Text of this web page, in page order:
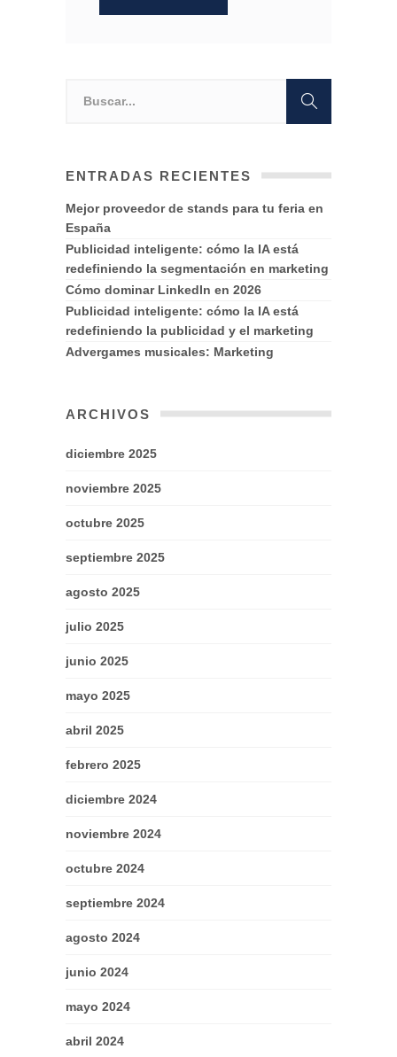
ENTRADAS RECIENTES
Mejor proveedor de stands para tu feria en
España
Publicidad inteligente: cómo la IA está
redefiniendo la segmentación en marketing
Cómo dominar LinkedIn en 2026
Publicidad inteligente: cómo la IA está
redefiniendo la publicidad y el marketing
Advergames musicales: Marketing
ARCHIVOS
diciembre 2025
noviembre 2025
octubre 2025
septiembre 2025
agosto 2025
julio 2025
junio 2025
mayo 2025
abril 2025
febrero 2025
diciembre 2024
noviembre 2024
octubre 2024
septiembre 2024
agosto 2024
junio 2024
mayo 2024
abril 2024